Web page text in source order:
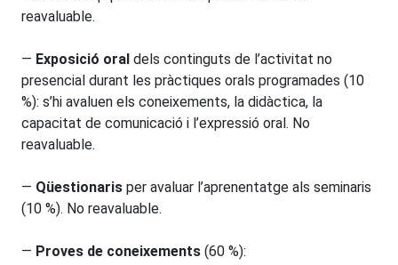
reavaluable.
— Exposició oral dels continguts de l’activitat no
presencial durant les pràctiques orals programades (10
%): s’hi avaluen els coneixements, la didàctica, la
capacitat de comunicació i l’expressió oral. No
reavaluable.
— Qüestionaris per avaluar l’aprenentatge als seminaris
(10 %). No reavaluable.
— Proves de coneixements (60 %):